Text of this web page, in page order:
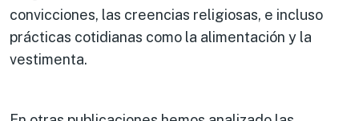
convicciones, las creencias religiosas, e incluso
prácticas cotidianas como la alimentación y la
vestimenta.